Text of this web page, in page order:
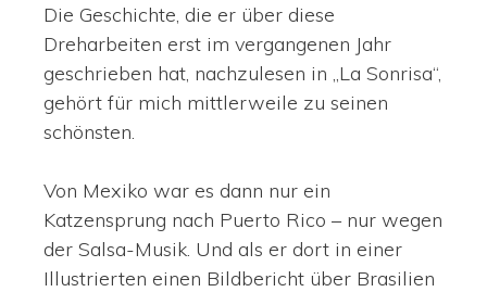
Die Geschichte, die er über diese
Dreharbeiten erst im vergangenen Jahr
geschrieben hat, nachzulesen in „La Sonrisa“,
gehört für mich mittlerweile zu seinen
schönsten.
Von Mexiko war es dann nur ein
Katzensprung nach Puerto Rico – nur wegen
der Salsa-Musik. Und als er dort in einer
Illustrierten einen Bildbericht über Brasilien